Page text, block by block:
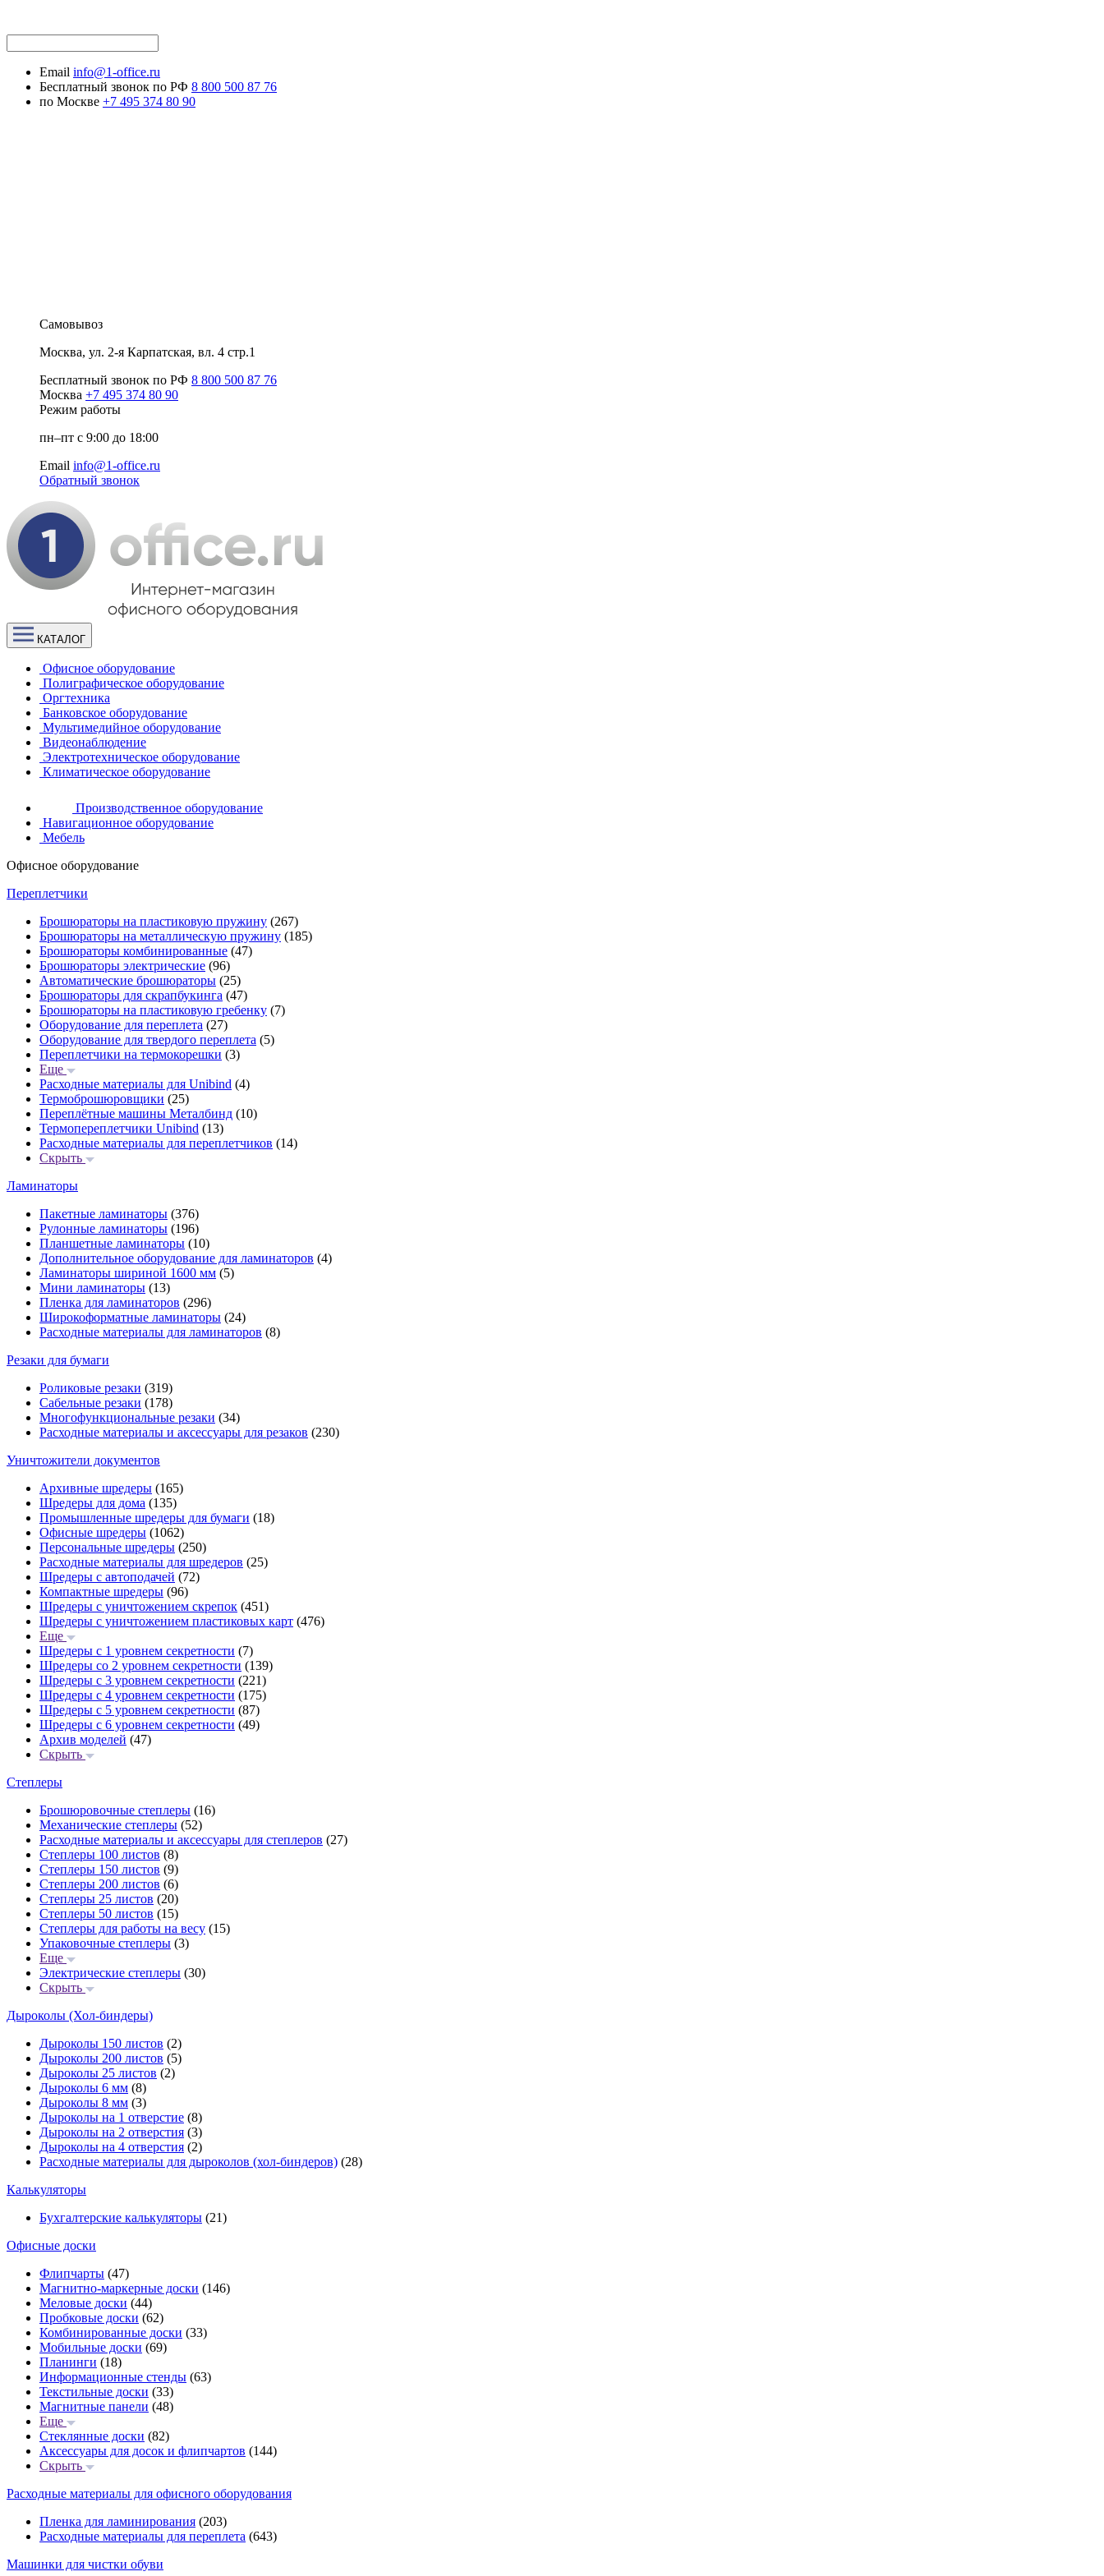
Email info@1-office.ru
Бесплатный звонок по РФ 8 800 500 87 76
по Москве +7 495 374 80 90
Самовывоз
Москва, ул. 2-я Карпатская, вл. 4 стр.1
Бесплатный звонок по РФ 8 800 500 87 76
Москва +7 495 374 80 90
Режим работы
пн–пт с 9:00 до 18:00
Email info@1-office.ru
Обратный звонок
КАТАЛОГ
Офисное оборудование
Полиграфическое оборудование
Оргтехника
Банковское оборудование
Мультимедийное оборудование
Видеонаблюдение
Электротехническое оборудование
Климатическое оборудование
Производственное оборудование
Навигационное оборудование
Мебель
Офисное оборудование
Переплетчики
Брошюраторы на пластиковую пружину (267)
Брошюраторы на металлическую пружину (185)
Брошюраторы комбинированные (47)
Брошюраторы электрические (96)
Автоматические брошюраторы (25)
Брошюраторы для скрапбукинга (47)
Брошюраторы на пластиковую гребенку (7)
Оборудование для переплета (27)
Оборудование для твердого переплета (5)
Переплетчики на термокорешки (3)
Еще
Расходные материалы для Unibind (4)
Термоброшюровщики (25)
Переплётные машины Металбинд (10)
Термопереплетчики Unibind (13)
Расходные материалы для переплетчиков (14)
Скрыть
Ламинаторы
Пакетные ламинаторы (376)
Рулонные ламинаторы (196)
Планшетные ламинаторы (10)
Дополнительное оборудование для ламинаторов (4)
Ламинаторы шириной 1600 мм (5)
Мини ламинаторы (13)
Пленка для ламинаторов (296)
Широкоформатные ламинаторы (24)
Расходные материалы для ламинаторов (8)
Резаки для бумаги
Роликовые резаки (319)
Сабельные резаки (178)
Многофункциональные резаки (34)
Расходные материалы и аксессуары для резаков (230)
Уничтожители документов
Архивные шредеры (165)
Шредеры для дома (135)
Промышленные шредеры для бумаги (18)
Офисные шредеры (1062)
Персональные шредеры (250)
Расходные материалы для шредеров (25)
Шредеры с автоподачей (72)
Компактные шредеры (96)
Шредеры с уничтожением скрепок (451)
Шредеры с уничтожением пластиковых карт (476)
Еще
Шредеры с 1 уровнем секретности (7)
Шредеры со 2 уровнем секретности (139)
Шредеры с 3 уровнем секретности (221)
Шредеры с 4 уровнем секретности (175)
Шредеры с 5 уровнем секретности (87)
Шредеры с 6 уровнем секретности (49)
Архив моделей (47)
Скрыть
Степлеры
Брошюровочные степлеры (16)
Механические степлеры (52)
Расходные материалы и аксессуары для степлеров (27)
Степлеры 100 листов (8)
Степлеры 150 листов (9)
Степлеры 200 листов (6)
Степлеры 25 листов (20)
Степлеры 50 листов (15)
Степлеры для работы на весу (15)
Упаковочные степлеры (3)
Еще
Электрические степлеры (30)
Скрыть
Дыроколы (Хол-биндеры)
Дыроколы 150 листов (2)
Дыроколы 200 листов (5)
Дыроколы 25 листов (2)
Дыроколы 6 мм (8)
Дыроколы 8 мм (3)
Дыроколы на 1 отверстие (8)
Дыроколы на 2 отверстия (3)
Дыроколы на 4 отверстия (2)
Расходные материалы для дыроколов (хол-биндеров) (28)
Калькуляторы
Бухгалтерские калькуляторы (21)
Офисные доски
Флипчарты (47)
Магнитно-маркерные доски (146)
Меловые доски (44)
Пробковые доски (62)
Комбинированные доски (33)
Мобильные доски (69)
Планинги (18)
Информационные стенды (63)
Текстильные доски (33)
Магнитные панели (48)
Еще
Стеклянные доски (82)
Аксессуары для досок и флипчартов (144)
Скрыть
Расходные материалы для офисного оборудования
Пленка для ламинирования (203)
Расходные материалы для переплета (643)
Машинки для чистки обуви